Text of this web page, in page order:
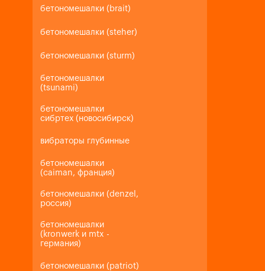
бетономешалки (brait)
бетономешалки (steher)
бетономешалки (sturm)
бетономешалки
(tsunami)
бетономешалки
сибртех (новосибирск)
вибраторы глубинные
бетономешалки
(caiman, франция)
бетономешалки (denzel,
россия)
бетономешалки
(kronwerk и mtx -
германия)
бетономешалки (patriot)